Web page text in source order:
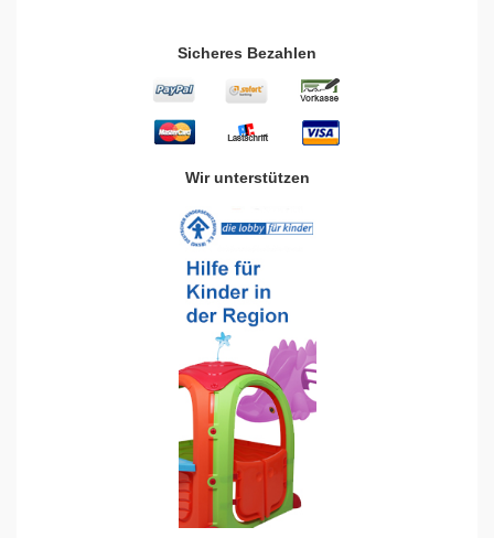
Sicheres Bezahlen
Wir unterstützen